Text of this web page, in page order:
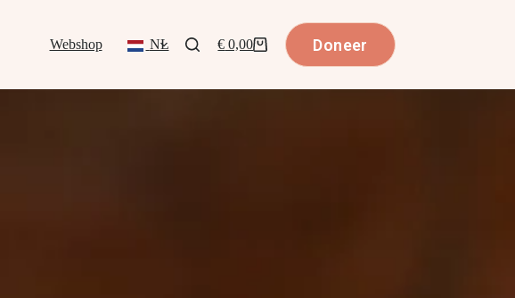
Webshop NL € 0,00 Doneer